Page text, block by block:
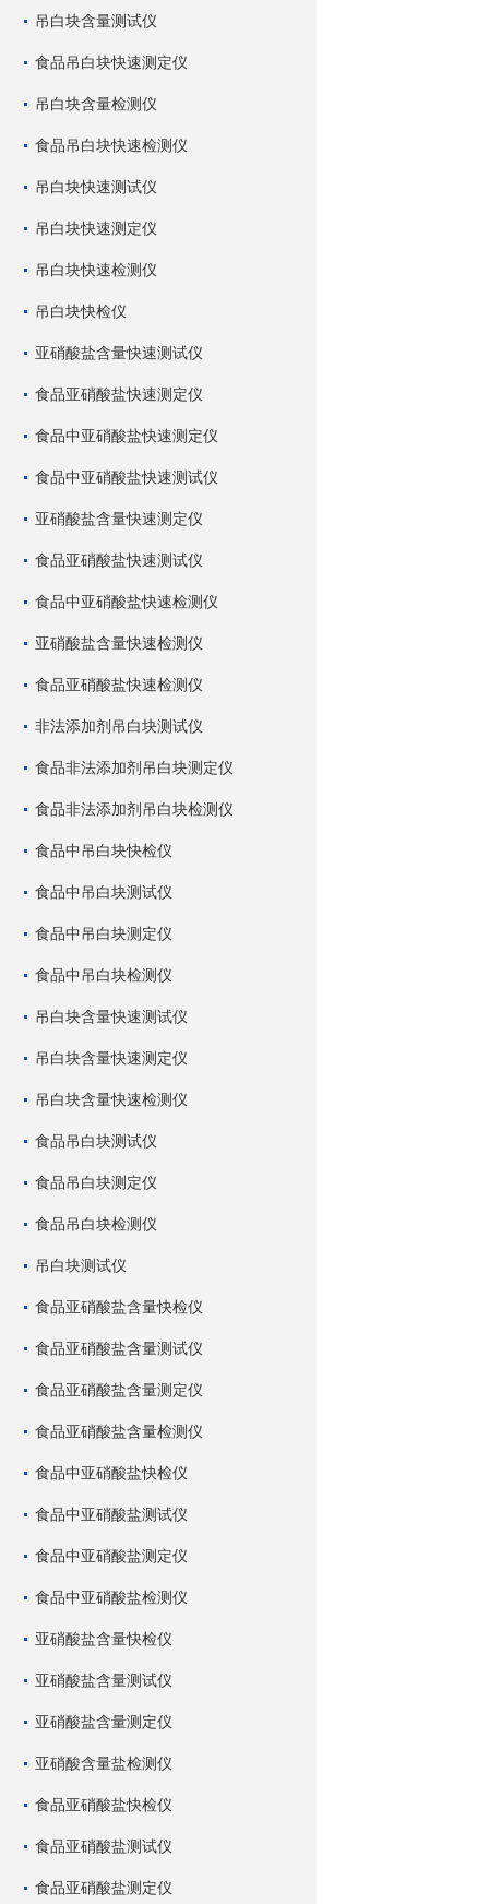
吊白块含量测试仪
食品吊白块快速测定仪
吊白块含量检测仪
食品吊白块快速检测仪
吊白块快速测试仪
吊白块快速测定仪
吊白块快速检测仪
吊白块快检仪
亚硝酸盐含量快速测试仪
食品亚硝酸盐快速测定仪
食品中亚硝酸盐快速测定仪
食品中亚硝酸盐快速测试仪
亚硝酸盐含量快速测定仪
食品亚硝酸盐快速测试仪
食品中亚硝酸盐快速检测仪
亚硝酸盐含量快速检测仪
食品亚硝酸盐快速检测仪
非法添加剂吊白块测试仪
食品非法添加剂吊白块测定仪
食品非法添加剂吊白块检测仪
食品中吊白块快检仪
食品中吊白块测试仪
食品中吊白块测定仪
食品中吊白块检测仪
吊白块含量快速测试仪
吊白块含量快速测定仪
吊白块含量快速检测仪
食品吊白块测试仪
食品吊白块测定仪
食品吊白块检测仪
吊白块测试仪
食品亚硝酸盐含量快检仪
食品亚硝酸盐含量测试仪
食品亚硝酸盐含量测定仪
食品亚硝酸盐含量检测仪
食品中亚硝酸盐快检仪
食品中亚硝酸盐测试仪
食品中亚硝酸盐测定仪
食品中亚硝酸盐检测仪
亚硝酸盐含量快检仪
亚硝酸盐含量测试仪
亚硝酸盐含量测定仪
亚硝酸含量盐检测仪
食品亚硝酸盐快检仪
食品亚硝酸盐测试仪
食品亚硝酸盐测定仪